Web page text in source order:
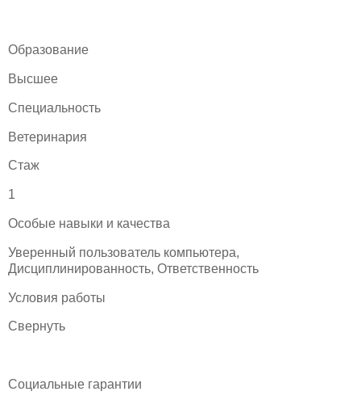
Образование
Высшее
Специальность
Ветеринария
Стаж
1
Особые навыки и качества
Уверенный пользователь компьютера,
Дисциплинированность, Ответственность
Условия работы
Свернуть
Социальные гарантии